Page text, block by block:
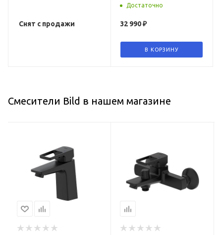
Снят с продажи
Достаточно
32 990₽
В КОРЗИНУ
Смесители Bild в нашем магазине